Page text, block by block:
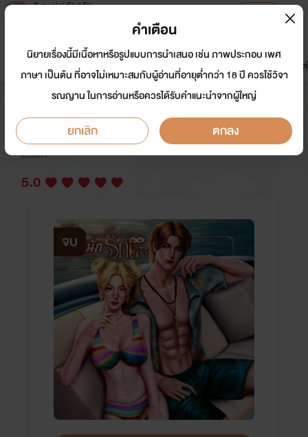
Tunwalai ธัญวลัย
หน้าแรก นิยาย อีบุ๊ก การ์ตูน
มาใหม่
ดรีมแชท ธัญลิสต์
Blue-eyed Mafia ร้ายนักรักนะ
นักเขียน: นัวร์เนีย นักวาด: Aphichyyeo
อีโรติก
5.0
จบ
คำเตือน
นิยายเรื่องนี้มีเนื้อหาหรือรูปแบบการนำเสนอ เช่น ภาพประกอบ เพศ
ภาษา เป็นต้น ที่อาจไม่เหมาะสมกับผู้อ่านที่อายุต่ำกว่า 18 ปี ควรใช้วิจา
รณญาน ในการอ่านหรือควรได้รับคำแนะนำจากผู้ใหญ่
ยกเลิก ตกลง